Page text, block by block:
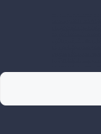
Rechercher